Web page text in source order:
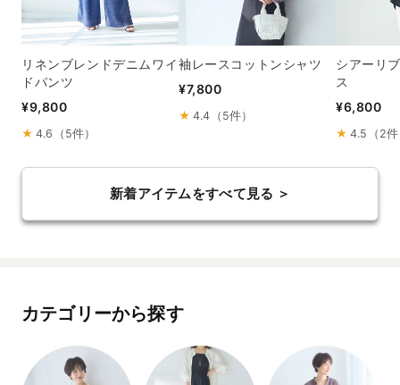
リネンブレンドデニムワイ
ドパンツ
¥9,800
★ 4.6（5件）
袖レースコットンシャツ
¥7,800
★ 4.4（5件）
シアーリ
ス
¥6,800
★ 4.5（2件
新着アイテムをすべて見る ＞
カテゴリーから探す